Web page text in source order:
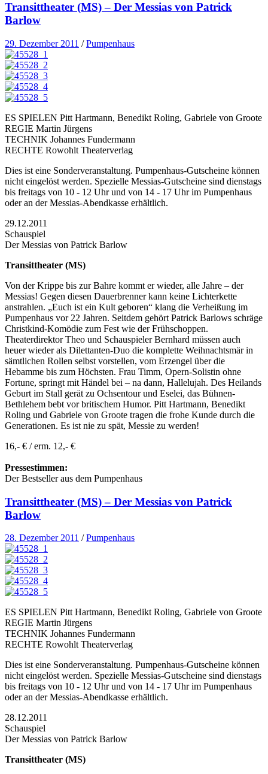
Transittheater (MS) – Der Messias von Patrick
Barlow
29. Dezember 2011 /Pumpenhaus
ES SPIELEN Pitt Hartmann, Benedikt Roling, Gabriele von Groote
REGIE Martin Jürgens
TECHNIK Johannes Fundermann
RECHTE Rowohlt Theaterverlag
Dies ist eine Sonderveranstaltung. Pumpenhaus-Gutscheine können
nicht eingelöst werden. Spezielle Messias-Gutscheine sind dienstags
bis freitags von 10 - 12 Uhr und von 14 - 17 Uhr im Pumpenhaus
oder an der Messias-Abendkasse erhältlich.
29.12.2011
Schauspiel
Der Messias von Patrick Barlow
Transittheater (MS)
Von der Krippe bis zur Bahre kommt er wieder, alle Jahre – der
Messias! Gegen diesen Dauerbrenner kann keine Lichterkette
anstrahlen. „Euch ist ein Kult geboren“ klang die Verheißung im
Pumpenhaus vor 22 Jahren. Seitdem gehört Patrick Barlows schräge
Christkind-Komödie zum Fest wie der Frühschoppen.
Theaterdirektor Theo und Schauspieler Bernhard müssen auch
heuer wieder als Dilettanten-Duo die komplette Weihnachtsmär in
sämtlichen Rollen selbst vorstellen, vom Erzengel über die
Hebamme bis zum Höchsten. Frau Timm, Opern-Solistin ohne
Fortune, springt mit Händel bei – na dann, Hallelujah. Des Heilands
Geburt im Stall gerät zu Ochsentour und Eselei, das Bühnen-
Bethlehem bebt vor britischem Humor. Pitt Hartmann, Benedikt
Roling und Gabriele von Groote tragen die frohe Kunde durch die
Generationen. Es ist nie zu spät, Messie zu werden!
16,- € / erm. 12,- €
Pressestimmen:
Der Bestseller aus dem Pumpenhaus
Transittheater (MS) – Der Messias von Patrick
Barlow
28. Dezember 2011 /Pumpenhaus
ES SPIELEN Pitt Hartmann, Benedikt Roling, Gabriele von Groote
REGIE Martin Jürgens
TECHNIK Johannes Fundermann
RECHTE Rowohlt Theaterverlag
Dies ist eine Sonderveranstaltung. Pumpenhaus-Gutscheine können
nicht eingelöst werden. Spezielle Messias-Gutscheine sind dienstags
bis freitags von 10 - 12 Uhr und von 14 - 17 Uhr im Pumpenhaus
oder an der Messias-Abendkasse erhältlich.
28.12.2011
Schauspiel
Der Messias von Patrick Barlow
Transittheater (MS)